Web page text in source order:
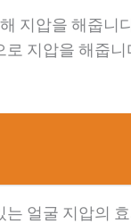
지압을 해줍니
지압을 해줍
얼굴 지압의